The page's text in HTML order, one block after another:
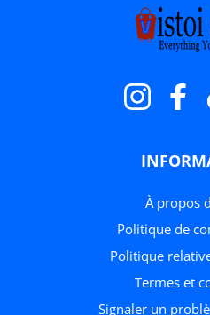
Instagram
À propos
politique de
Politique
termes et
Signaler un